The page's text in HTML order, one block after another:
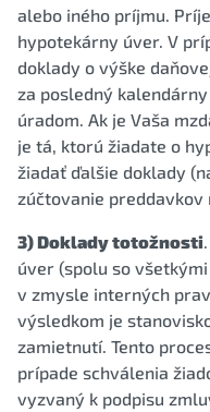
alebo iného príjmu.
hypotekárny úver. V
doklady o výške
za posledný
úradom. Ak je Vaša
je tá, ktorú žiadate o
žiadať ďalšie doklady
zúčtovanie preddavkov
3) Doklady totožnosti
úver (spolu so
v zmysle interných
výsledkom je
zamietnutí. Tento
prípade schválenia
vyzvaný k podpisu